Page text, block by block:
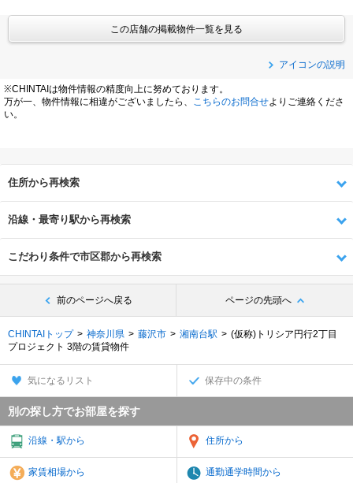
この店舗の掲載物件一覧を見る
アイコンの説明
※CHINTAIは物件情報の精度向上に努めております。
万が一、物件情報に相違がございましたら、
こちらのお問合せよりご連絡くださ
い。
住所から再検索
沿線・最寄り駅から再検索
こだわり条件で市区郡から再検索
前のページへ戻る ページの先頭へ
CHINTAIトップ 神奈川県 藤沢市 湘南台駅
(仮称)トリシア円行2丁目
プロジェクト 3階の賃貸物件
気になるリスト 保存中の条件
別の探し方でお部屋を探す
沿線・駅から 住所から
家賃相場から 通勤通学時間から